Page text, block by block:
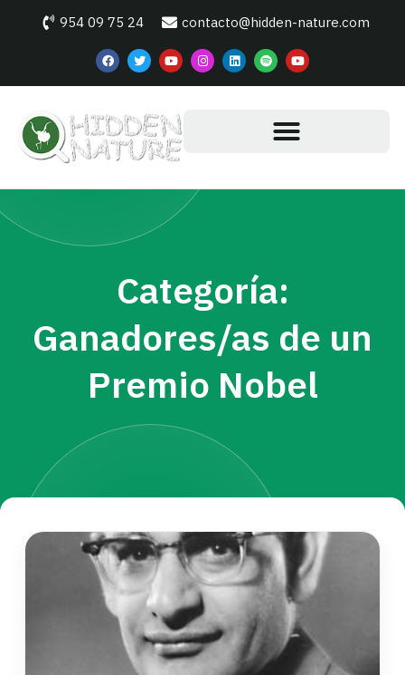
954 09 75 24 contacto@hidden-nature.com
Categoría:
Ganadores/as de un
Premio Nobel